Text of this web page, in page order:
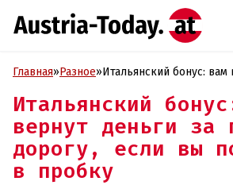
Главная»Разное»Итальянский бонус: вам
Итальянский
вернут деньги за
дорогу, если вы
в пробку